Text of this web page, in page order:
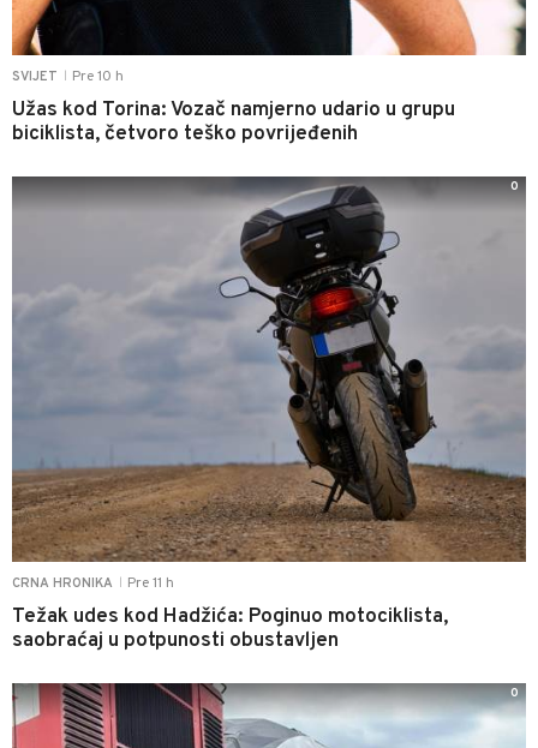
SVIJET Pre 10 h
Užas kod Torina: Vozač namjerno udario u grupu
biciklista, četvoro teško povrijeđenih
CRNA HRONIKA Pre 11 h
Težak udes kod Hadžića: Poginuo motociklista,
saobraćaj u potpunosti obustavljen
0
0